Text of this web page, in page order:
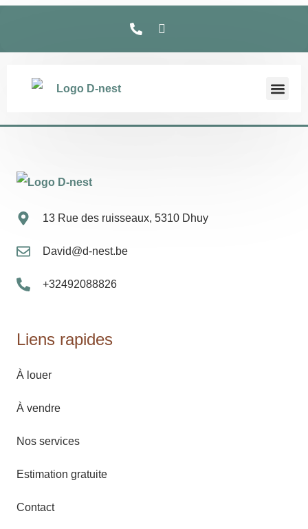
13 Rue des ruisseaux, 5310 Dhuy
David@d-nest.be
+32492088826
Liens rapides
À louer
À vendre
Nos services
Estimation gratuite
Contact